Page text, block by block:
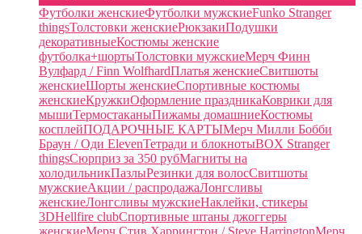
Футболки женскиеФутболки мужскиеFunko Stranger
thingsТолстовки женскиеРюкзакиПодушки
декоративныеКостюмы женские
футболка+шортыТолстовки мужскиеМерч Финн
Вулфард / Finn WolfhardПлатья женскиеСвитшоты
женскиеШорты женскиеСпортивные костюмы
женскиеКружкиОформление праздникаКоврики для
мышиТермостаканыПижамы домашниеКостюмы
косплейПОДАРОЧНЫЕ КАРТЫМерч Милли Бобби
Браун / Оди ElevenТетради и блокнотыBOX Stranger
thingsСюрприз за 350 рубМагниты на
холодильникПазлыРезинки для волосСвитшоты
мужскиеАкции / распродажаЛонгсливы
женскиеЛонгсливы мужскиеНаклейки, стикеры
3DHellfire clubСпортивные штаны джоггеры
женскиеМерч Стив Харрингтон / Steve HarringtonМерч